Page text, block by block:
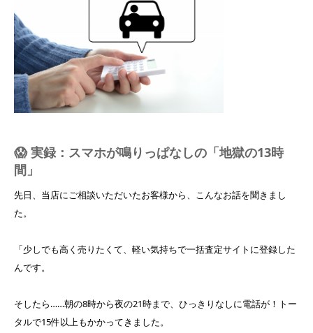
😱 実録：スマホが鳴りっぱなしの「地獄の13時
間」
先日、当店にご相談いただいたお客様から、こんなお話を聞きまし
た。
「少しでも高く売りたくて、軽い気持ちで一括査定サイトに登録した
んです。
そしたら……朝の8時から夜の21時まで、ひっきりなしに電話が！トー
タルで15件以上もかかってきました。